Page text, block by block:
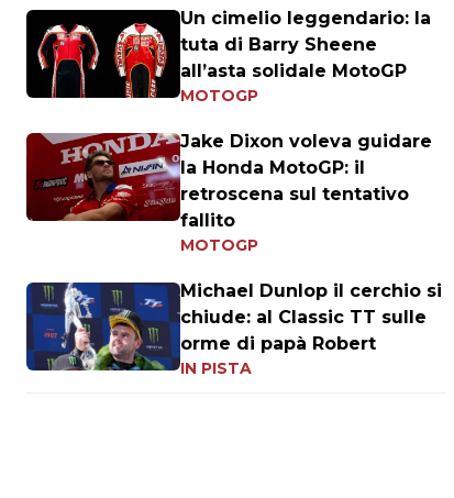
Un cimelio leggendario: la
tuta di Barry Sheene
all’asta solidale MotoGP
MOTOGP
Jake Dixon voleva guidare
la Honda MotoGP: il
retroscena sul tentativo
fallito
MOTOGP
Michael Dunlop il cerchio si
chiude: al Classic TT sulle
orme di papà Robert
IN PISTA